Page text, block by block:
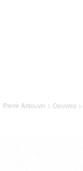
Pierre Ardouvin > Oeuvres>